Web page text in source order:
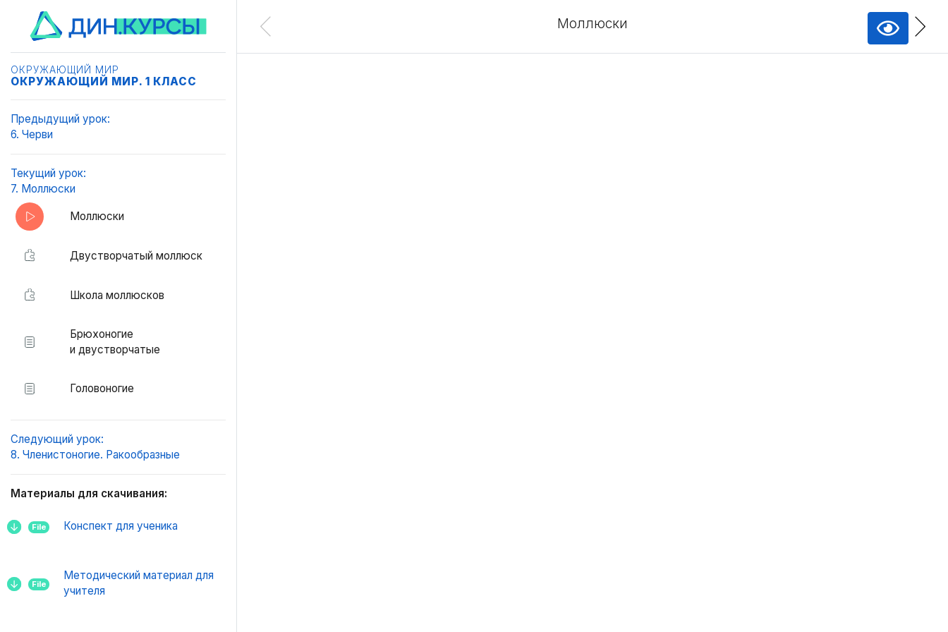
ОКРУЖАЮЩИЙ МИР
ОКРУЖАЮЩИЙ МИР. 1 КЛАСС
Предыдущий урок:
6. Черви
Текущий урок:
7. Моллюски
Моллюски
Двустворчатый моллюск
Школа моллюсков
Брюхоногие
и двустворчатые
Головоногие
Следующий урок:
8. Членистоногие. Ракообразные
Материалы для скачивания:
File Конспект для ученика
File
Методический материал для
учителя
Моллюски